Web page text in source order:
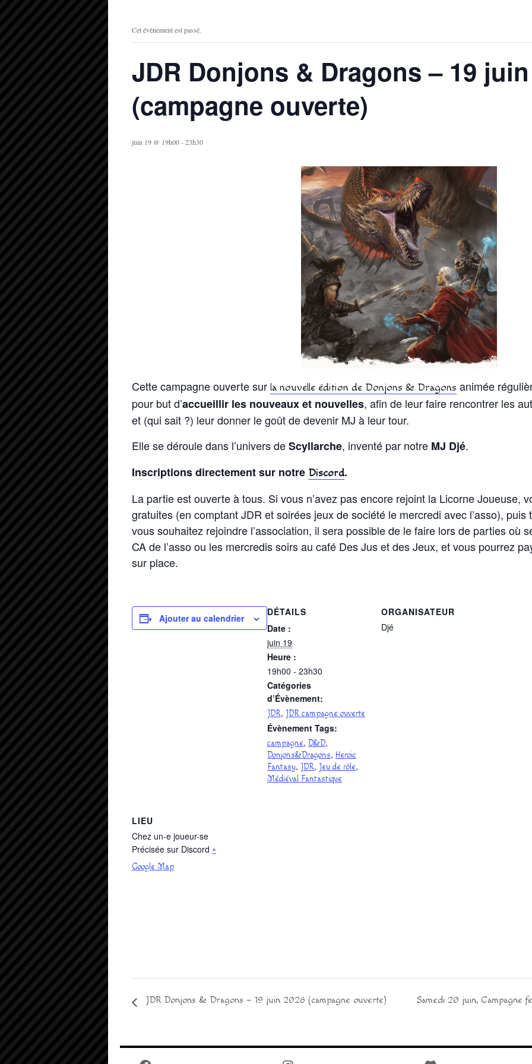
Cet évènement est passé.
JDR Donjons & Dragons – 19
(campagne ouverte)
juin 19 @ 19h00-23h30
Cette campagne ouverte sur la nouvelle édition de Donjons & Dragons animée
pour but d’accueillir les nouveaux et nouvelles, afin de leur faire rencontrer les
et (qui sait ?) leur donner le goût de devenir MJ à leur tour.
Elle se déroule dans l’univers deScyllarche, inventé par notre MJ Djé.
Inscriptions directement sur notre Discord.
La partie est ouverte à tous. Si vous n’avez pas encore rejoint la Licorne Joueuse,
gratuites (en comptant JDR et soirées jeux de société le mercredi avec l’asso),
vous souhaitez rejoindre l’association, il sera possible de le faire lors de parties où
CA de l’asso ou les mercredis soirs au café Des Jus et des Jeux, et vous pourrez
sur place.
Ajouter au calendrier
DÉTAILS
Date :
juin 19
Heure :
19h00 - 23h30
Catégories
d’Évènement:
JDR, JDR campagne ouverte
Évènement Tags:
campagne, D&D,
Donjons&Dragons, Heroic
Fantasy, JDR, Jeu de rôle,
Médiéval Fantastique
ORGANISATEUR
Djé
LIEU
Chez un-e joueur-se
Précisée sur Discord +
Google Map
JDR Donjons & Dragons – 19 juin 2026 (campagne ouverte) Samedi 20 juin, Campagne